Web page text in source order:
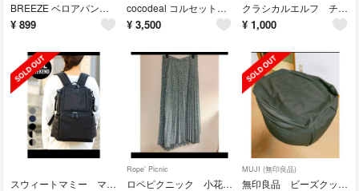
BREEZE ベロアパンツ130
¥ 899
cocodeal コルセットロングスカート
¥ 3,500
クラシカルエルフ チュールドッキングトップス
¥ 1,000
スウィートマミー マザーズリュック
Rope' Picnic
ロペピクニック 小花柄ティアードスカート ロングスカート
MUJI (無印良品)
無印良品 ビーズクッション